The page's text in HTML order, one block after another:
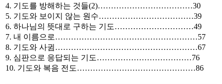
4. 기도를 방해하는 것들(2)………………………………30
5. 기도와 보이지 않는 원수………………………………39
6. 하나님의 뜻대로 구하는 기도…………………………49
7. 내 이름으로………………………………………………57
8. 기도와 사귐………………………………………………67
9. 심판으로 응답되는 기도………………………………76
10. 기도와 복음 전도………………………………………86